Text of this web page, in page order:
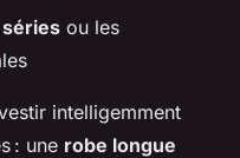
ou les
intelligemment
: une robe longue